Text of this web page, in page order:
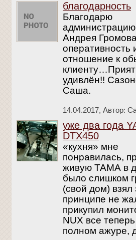
благодарность
Благодарю
Андрея
оперативность
отношение к
удивлён!!
Саша.
14.04.2017, Автор:
уже два года
DTX450
«кухня» мне
понравилась,
живую ТАМА в
было слишком
(свой дом) взял
принципе не
прикупил
NUX все
полном ажуре,